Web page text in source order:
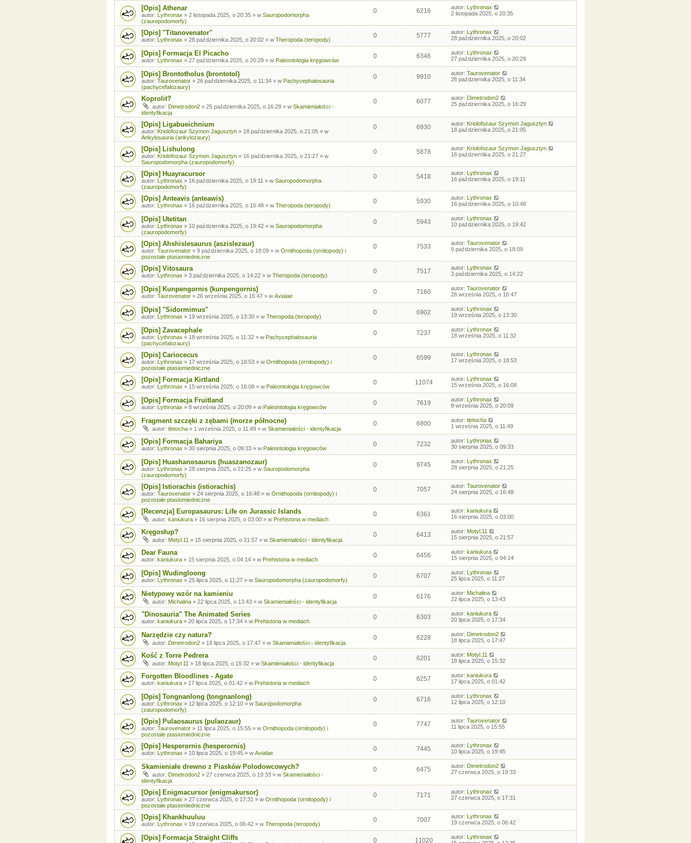
[Opis] Athenar
autor: Lythronax » 2 listopada 2025, o 20:35 » w Sauropodomorpha
(zauropodomorfy)
0 6216 autor: Lythronax
2 listopada 2025, o 20:35
[Opis] "Titanovenator"
autor: Lythronax » 28 października 2025, o 20:02 » w Theropoda (teropody)
0 5777 autor: Lythronax
28 października 2025, o 20:02
[Opis] Formacja El Picacho
autor: Lythronax » 27 października 2025, o 20:29 » w Paleontologia kręgowców
0 6346 autor: Lythronax
27 października 2025, o 20:29
[Opis] Brontotholus (brontotol)
autor: Taurovenator » 26 października 2025, o 11:34 » w Pachycephalosauria
(pachycefalozaury)
0 9910 autor: Taurovenator
26 października 2025, o 11:34
Koprolit?
autor: Dimetrodon2 » 25 października 2025, o 16:29 » w Skamieniałości -
identyfikacja
0 6077 autor: Dimetrodon2
25 października 2025, o 16:29
[Opis] Ligabueichnium
autor: Kriolofozaur Szymon Jagusztyn » 18 października 2025, o 21:05 » w
Ankylosauria (ankylozaury)
0 6930 autor: Kriolofozaur Szymon Jagusztyn
18 października 2025, o 21:05
[Opis] Lishulong
autor: Kriolofozaur Szymon Jagusztyn » 16 października 2025, o 21:27 » w
Sauropodomorpha (zauropodomorfy)
0 5878 autor: Kriolofozaur Szymon Jagusztyn
16 października 2025, o 21:27
[Opis] Huayracursor
autor: Lythronax » 16 października 2025, o 19:11 » w Sauropodomorpha
(zauropodomorfy)
0 5418 autor: Lythronax
16 października 2025, o 19:11
[Opis] Anteavis (anteawis)
autor: Lythronax » 16 października 2025, o 10:48 » w Theropoda (teropody)
0 5930 autor: Lythronax
16 października 2025, o 10:48
[Opis] Utetitan
autor: Lythronax » 10 października 2025, o 19:42 » w Sauropodomorpha
(zauropodomorfy)
0 5943 autor: Lythronax
10 października 2025, o 19:42
[Opis] Ahshislesaurus (aszislezaur)
autor: Taurovenator » 9 października 2025, o 18:09 » w Ornithopoda (ornitopody) i
pozostałe ptasiomiedniczne
0 7533 autor: Taurovenator
9 października 2025, o 18:09
[Opis] Vitosaura
autor: Lythronax » 3 października 2025, o 14:22 » w Theropoda (teropody)
0 7517 autor: Lythronax
3 października 2025, o 14:22
[Opis] Kunpengornis (kunpengornis)
autor: Taurovenator » 26 września 2025, o 16:47 » w Avialae
0 7160 autor: Taurovenator
26 września 2025, o 16:47
[Opis] "Sidormimus"
autor: Lythronax » 19 września 2025, o 13:30 » w Theropoda (teropody)
0 6902 autor: Lythronax
19 września 2025, o 13:30
[Opis] Zavacephale
autor: Lythronax » 18 września 2025, o 11:32 » w Pachycephalosauria
(pachycefalozaury)
0 7237 autor: Lythronax
18 września 2025, o 11:32
[Opis] Cariocecus
autor: Lythronax » 17 września 2025, o 18:53 » w Ornithopoda (ornitopody) i
pozostałe ptasiomiedniczne
0 6599 autor: Lythronax
17 września 2025, o 18:53
[Opis] Formacja Kirtland
autor: Lythronax » 15 września 2025, o 16:08 » w Paleontologia kręgowców
0 11074 autor: Lythronax
15 września 2025, o 16:08
[Opis] Formacja Fruitland
autor: Lythronax » 8 września 2025, o 20:09 » w Paleontologia kręgowców
0 7619 autor: Lythronax
8 września 2025, o 20:09
Fragment szczęki z zębami (morze północne)
autor: tletocha » 1 września 2025, o 11:49 » w Skamieniałości - identyfikacja
0 6800 autor: tletocha
1 września 2025, o 11:49
[Opis] Formacja Bahariya
autor: Lythronax » 30 sierpnia 2025, o 09:33 » w Paleontologia kręgowców
0 7232 autor: Lythronax
30 sierpnia 2025, o 09:33
[Opis] Huashanosaurus (huaszanozaur)
autor: Lythronax » 28 sierpnia 2025, o 21:25 » w Sauropodomorpha
(zauropodomorfy)
0 9745 autor: Lythronax
28 sierpnia 2025, o 21:25
[Opis] Istiorachis (istiorachis)
autor: Taurovenator » 24 sierpnia 2025, o 16:48 » w Ornithopoda (ornitopody) i
pozostałe ptasiomiedniczne
0 7057 autor: Taurovenator
24 sierpnia 2025, o 16:48
[Recenzja] Europasaurus: Life on Jurassic Islands
autor: kaniukura » 16 sierpnia 2025, o 03:00 » w Prehistoria w mediach
0 6361 autor: kaniukura
16 sierpnia 2025, o 03:00
Kręgosłup?
autor: Motyl.11 » 15 sierpnia 2025, o 21:57 » w Skamieniałości - identyfikacja
0 6413 autor: Motyl.11
15 sierpnia 2025, o 21:57
Dear Fauna
autor: kaniukura » 15 sierpnia 2025, o 04:14 » w Prehistoria w mediach
0 6456 autor: kaniukura
15 sierpnia 2025, o 04:14
[Opis] Wudingloong
autor: Lythronax » 25 lipca 2025, o 11:27 » w Sauropodomorpha (zauropodomorfy)
0 6707 autor: Lythronax
25 lipca 2025, o 11:27
Nietypowy wzór na kamieniu
autor: Michalina » 22 lipca 2025, o 13:43 » w Skamieniałości - identyfikacja
0 6176 autor: Michalina
22 lipca 2025, o 13:43
"Dinosauria" The Animated Series
autor: kaniukura » 20 lipca 2025, o 17:34 » w Prehistoria w mediach
0 6303 autor: kaniukura
20 lipca 2025, o 17:34
Narzędzie czy natura?
autor: Dimetrodon2 » 18 lipca 2025, o 17:47 » w Skamieniałości - identyfikacja
0 6228 autor: Dimetrodon2
18 lipca 2025, o 17:47
Kość z Torre Pedrera
autor: Motyl.11 » 18 lipca 2025, o 15:32 » w Skamieniałości - identyfikacja
0 6201 autor: Motyl.11
18 lipca 2025, o 15:32
Forgotten Bloodlines - Agate
autor: kaniukura » 17 lipca 2025, o 01:42 » w Prehistoria w mediach
0 6257 autor: kaniukura
17 lipca 2025, o 01:42
[Opis] Tongnanlong (tongnanlong)
autor: Lythronax » 12 lipca 2025, o 12:10 » w Sauropodomorpha
(zauropodomorfy)
0 6716 autor: Lythronax
12 lipca 2025, o 12:10
[Opis] Pulaosaurus (pulaozaur)
autor: Taurovenator » 11 lipca 2025, o 15:55 » w Ornithopoda (ornitopody) i
pozostałe ptasiomiedniczne
0 7747 autor: Taurovenator
11 lipca 2025, o 15:55
[Opis] Hesperornis (hesperornis)
autor: Lythronax » 10 lipca 2025, o 19:45 » w Avialae
0 7445 autor: Lythronax
10 lipca 2025, o 19:45
Skamieniałe drewno z Piasków Polodowcowych?
autor: Dimetrodon2 » 27 czerwca 2025, o 19:33 » w Skamieniałości -
identyfikacja
0 6475 autor: Dimetrodon2
27 czerwca 2025, o 19:33
[Opis] Enigmacursor (enigmakursor)
autor: Lythronax » 27 czerwca 2025, o 17:31 » w Ornithopoda (ornitopody) i
pozostałe ptasiomiedniczne
0 7171 autor: Lythronax
27 czerwca 2025, o 17:31
[Opis] Khankhuuluu
autor: Lythronax » 19 czerwca 2025, o 06:42 » w Theropoda (teropody)
0 7007 autor: Lythronax
19 czerwca 2025, o 06:42
[Opis] Formacja Straight Cliffs 0 11020 autor: Lythronax